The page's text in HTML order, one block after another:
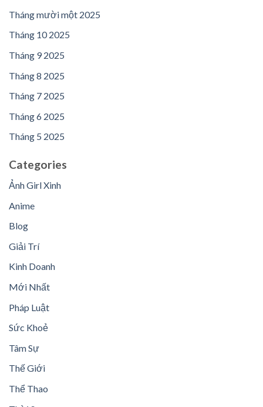
Tháng mười một 2025
Tháng 10 2025
Tháng 9 2025
Tháng 8 2025
Tháng 7 2025
Tháng 6 2025
Tháng 5 2025
Categories
Ảnh Girl Xinh
Anime
Blog
Giải Trí
Kinh Doanh
Mới Nhất
Pháp Luật
Sức Khoẻ
Tâm Sự
Thế Giới
Thể Thao